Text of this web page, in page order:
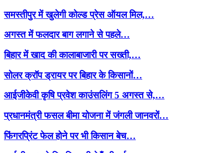
समस्तीपुर में खुलेगी कोल्ड प्रेस ऑयल मिल,…
अगस्त में फलदार बाग लगाने से पहले…
बिहार में खाद की कालाबाजारी पर सख्ती,…
सोलर क्रॉप ड्रायर पर बिहार के किसानों…
आईजीकेवी कृषि प्रवेश काउंसलिंग 5 अगस्त से,…
प्रधानमंत्री फसल बीमा योजना में जंगली जानवरों…
फिंगरप्रिंट फेल होने पर भी किसान बेच…